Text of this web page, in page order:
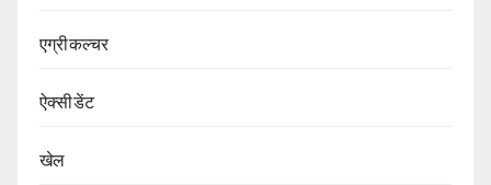
एग्रीकल्चर
ऐक्सीडेंट
खेल